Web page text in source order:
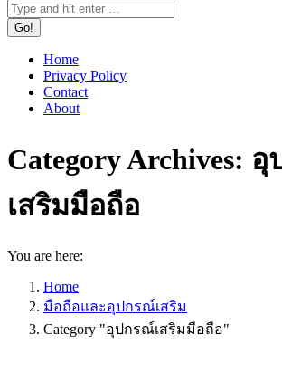
Home
Privacy Policy
Contact
About
Category Archives: อุ
เสริมมือถือ
You are here:
Home
มือถือและอุปกรณ์เสริม
Category "อุปกรณ์เสริมมือถือ"